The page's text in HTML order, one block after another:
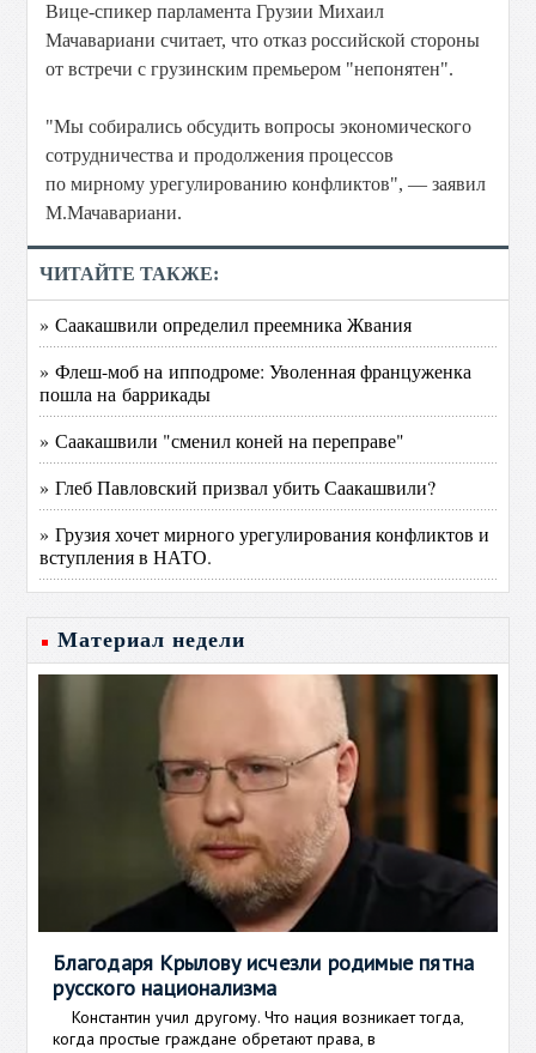
Вице-спикер парламента Грузии Михаил
Мачавариани считает, что отказ российской стороны
от встречи с грузинским премьером "непонятен".
"Мы собирались обсудить вопросы экономического
сотрудничества и продолжения процессов
по мирному урегулированию конфликтов", — заявил
М.Мачавариани.
ЧИТАЙТЕ ТАКЖЕ:
» Саакашвили определил преемника Жвания
» Флеш-моб на ипподроме: Уволенная француженка
пошла на баррикады
» Саакашвили "сменил коней на переправе"
» Глеб Павловский призвал убить Саакашвили?
» Грузия хочет мирного урегулирования конфликтов и
вступления в НАТО.
Материал недели
Благодаря Крылову исчезли родимые пятна
русского национализма
Константин учил другому. Что нация возникает тогда,
когда простые граждане обретают права, в